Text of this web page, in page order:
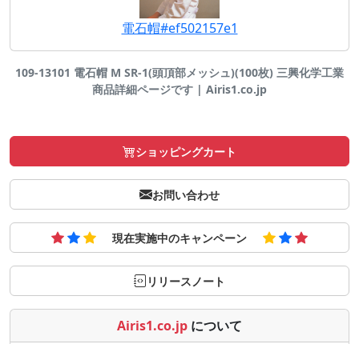
電石帽#ef502157e1
109-13101 電石帽 M SR-1(頭頂部メッシュ)(100枚) 三興化学工業
商品詳細ページです | Airis1.co.jp
ショッピングカート
お問い合わせ
現在実施中のキャンペーン
リリースノート
Airis1.co.jp について